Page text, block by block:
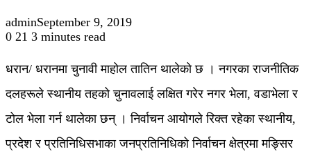
adminSeptember 9, 2019
0 21 3 minutes read
धरान/ धरानमा चुनावी माहोल तातिन थालेको छ । नगरका राजनीतिक
दलहरूले स्थानीय तहको चुनावलाई लक्षित गरेर नगर भेला, वडाभेला र
टोल भेला गर्न थालेका छन् । निर्वाचन आयोगले रिक्त रहेका स्थानीय,
प्रदेश र प्रतिनिधिसभाका जनप्रतिनिधिको निर्वाचन क्षेत्रमा मङ्सिर